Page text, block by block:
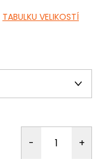
TABULKU VELIKOSTÍ